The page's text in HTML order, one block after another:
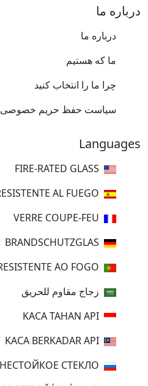
درباره ما
درباره ما
ما که هستیم
چرا ما را انتخاب کنید
سیاست حفظ حریم خصوصی
Languages
زجاج مقاوم للحريق